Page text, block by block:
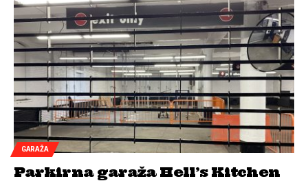
GARAŽA
Parkirna garaža Hell’s Kitchen